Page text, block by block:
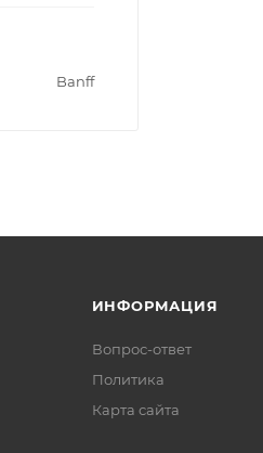
Banff
ИНФОРМАЦИЯ
Вопрос-ответ
Политика
Карта сайта